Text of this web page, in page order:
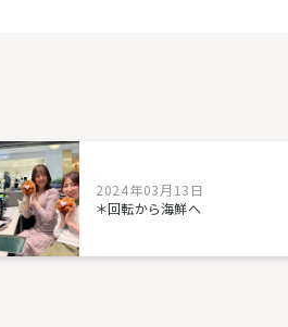
2024年03月13日
＊回転から海鮮へ